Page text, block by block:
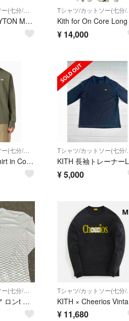
Tシャツ/カットソー(七分/長袖)
キス 24SS DAYTON MESH COMBO PULLOVER メッシュジャージプルオーバー長袖カットソー メンズ XXL
Tシャツ
¥ 14,000
Tシャツ/カットソー(七分/長袖)
KITH LAX T-shirt in Cotton-jerseyトレーナー
Tシャツ/カットソー(七分/長袖)
¥5,000
Tシャツ/カットソー(七分/長袖)
kith コロンビア ロンt サイズs シュプリーム NIKE
Tシャツ/カットソー(七分/長袖)
¥ 11,680